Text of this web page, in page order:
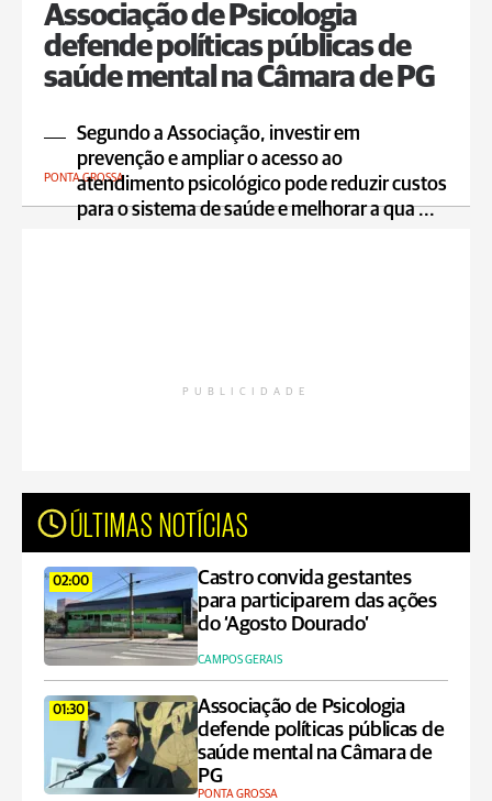
Associação de Psicologia
defende políticas públicas de
saúde mental na Câmara de PG
Segundo a Associação, investir em
prevenção e ampliar o acesso ao
atendimento psicológico pode reduzir custos
para o sistema de saúde e melhorar a qua ...
PONTA GROSSA
PUBLICIDADE
ÚLTIMAS NOTÍCIAS
02:00
Castro convida gestantes
para participarem das ações
do ‘Agosto Dourado’
CAMPOS GERAIS
01:30
Associação de Psicologia
defende políticas públicas de
saúde mental na Câmara de
PG
PONTA GROSSA